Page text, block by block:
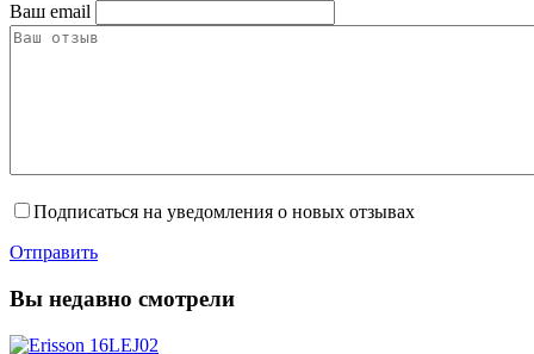
Ваш email
Подписаться на уведомления о новых отзывах
Отправить
Вы недавно смотрели